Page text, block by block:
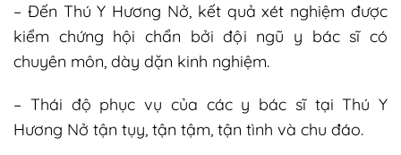
– Đến Thú Y Hương Nở, kết quả xét nghiệm được
kiểm chứng hội chẩn bởi đội ngũ y bác sĩ có
chuyên môn, dày dặn kinh nghiệm.
– Thái độ phục vụ của các y bác sĩ tại Thú Y
Hương Nở tận tụy, tận tậm, tận tình và chu đáo.